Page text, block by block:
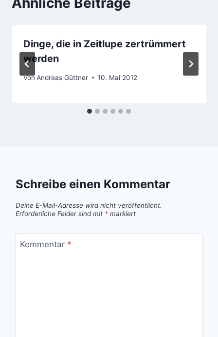
Dinge, die in Zeitlupe zertrümmert
werden
VonAndreas Güttner 10. Mai 2012
Schreibe einen Kommentar
Deine E-Mail-Adresse wird nicht veröffentlicht.
Erforderliche Felder sind mit * markiert
Kommentar *